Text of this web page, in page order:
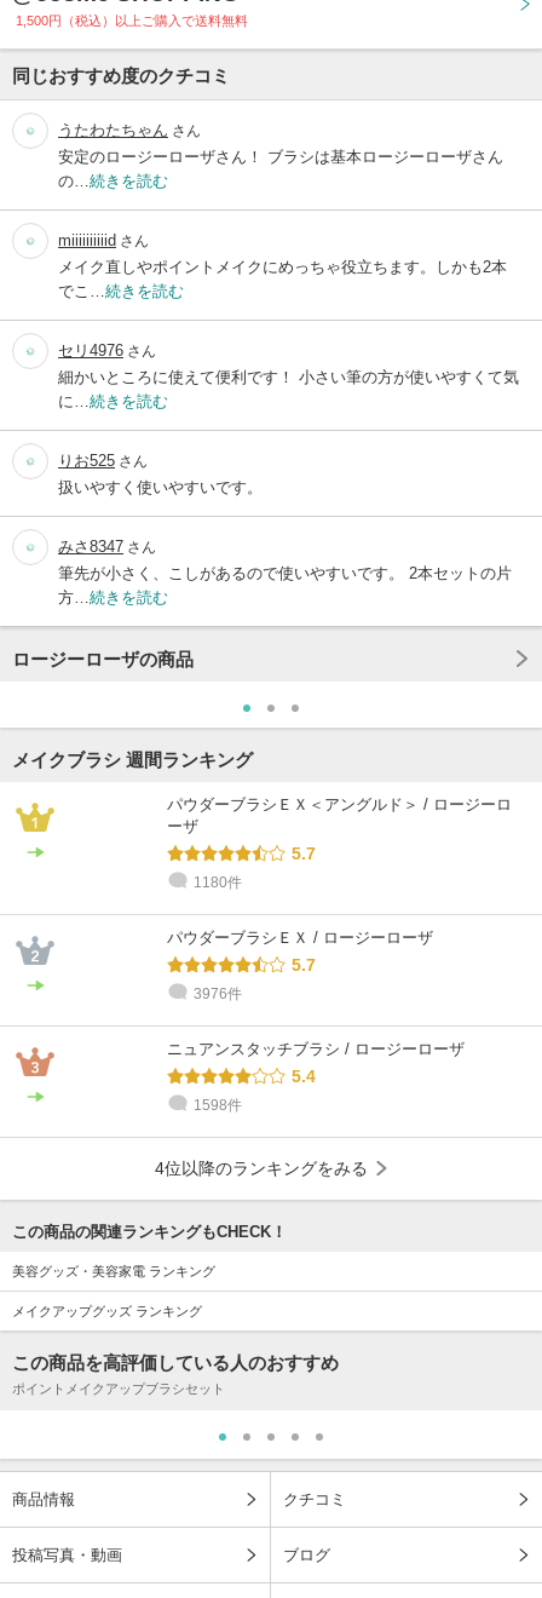
1,500円（税込）以上ご購入で送料無料
同じおすすめ度のクチコミ
うたわたちゃん さん
安定のロージーローザさん！ ブラシは基本ロージーローザさん
の… 続きを読む
miiiiiiiiiid さん
メイク直しやポイントメイクにめっちゃ役立ちます。しかも2本
でこ… 続きを読む
セリ4976 さん
細かいところに使えて便利です！ 小さい筆の方が使いやすくて気
に… 続きを読む
りお525 さん
扱いやすく使いやすいです。
みさ8347 さん
筆先が小さく、こしがあるので使いやすいです。 2本セットの片
方… 続きを読む
ロージーローザの商品
メイクブラシ 週間ランキング
パウダーブラシＥＸ＜アングルド＞ / ロージーロ
ーザ
5.7
1180件
パウダーブラシＥＸ / ロージーローザ
5.7
3976件
ニュアンスタッチブラシ / ロージーローザ
5.4
1598件
4位以降のランキングをみる
この商品の関連ランキングもCHECK！
美容グッズ・美容家電 ランキング
メイクアップグッズ ランキング
この商品を高評価している人のおすすめ
ポイントメイクアップブラシセット
商品情報 クチコミ
投稿写真・動画 ブログ